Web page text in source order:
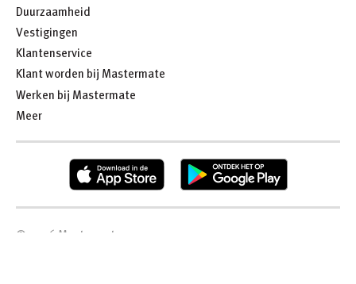
Duurzaamheid
Vestigingen
Klantenservice
Klant worden bij Mastermate
Werken bij Mastermate
Meer
© 2026 Mastermate